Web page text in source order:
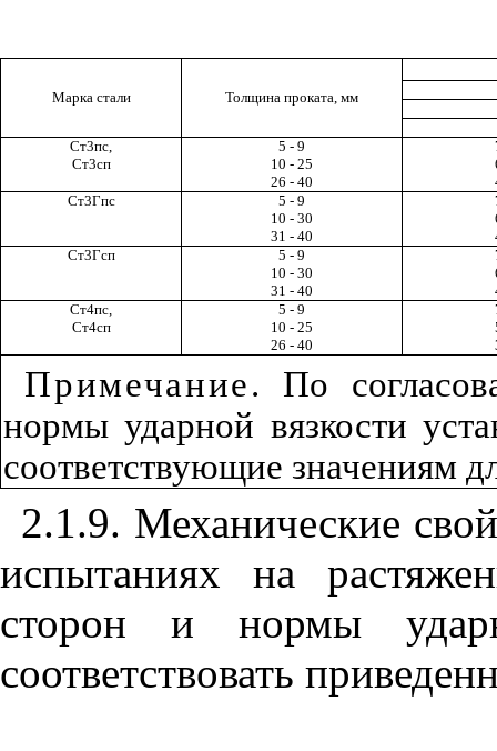
Марка стали Толщина проката, мм
Ст3пс, 5 - 9
Ст3сп
10 - 25
26 - 40
Ст3Гпс
5 - 9
10 - 30
31 - 40
Ст3Гсп
5 - 9
10 - 30
31 - 40
Ст4пс,
5 - 9
Ст4сп
10 - 25
26 - 40
Примечание. По
нормы ударной вязкости
соответствующие значениям
2.1.9. Механические
испытаниях на
сторон и нормы
соответствовать